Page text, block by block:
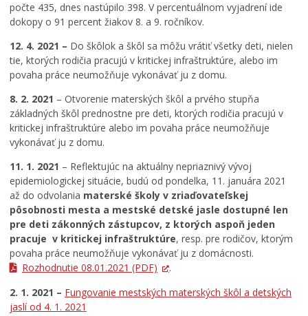
počte 435, dnes nastúpilo 398. V percentuálnom vyjadrení ide
dokopy o 91 percent žiakov 8. a 9. ročníkov.
12. 4. 2021 – Do škôlok a škôl sa môžu vrátiť všetky deti, nielen
tie, ktorých rodičia pracujú v kritickej infraštruktúre, alebo im
povaha práce neumožňuje vykonávať ju z domu.
8. 2. 2021 – Otvorenie materských škôl a prvého stupňa
základných škôl prednostne pre deti, ktorých rodičia pracujú v
kritickej infraštruktúre alebo im povaha práce neumožňuje
vykonávať ju z domu.
11. 1. 2021 – Reflektujúc na aktuálny nepriaznivý vývoj
epidemiologickej situácie, budú od pondelka, 11. januára 2021
až do odvolania materské školy v zriaďovateľskej
pôsobnosti mesta a mestské detské jasle dostupné len
pre deti zákonných zástupcov, z ktorých aspoň jeden
pracuje v kritickej infraštruktúre, resp. pre rodičov, ktorým
povaha práce neumožňuje vykonávať ju z domácnosti.
Rozhodnutie 08.01.2021 (PDF)
.
2. 1. 2021 – Fungovanie mestských materských škôl a detských
jaslí od 4. 1. 2021